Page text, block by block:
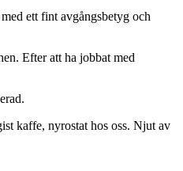
ett fint avgångsbetyg och
Efter att ha jobbat med
kaffe, nyrostat hos oss. Njut av